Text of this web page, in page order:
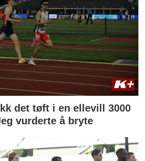
det tøft i en ellevill 3000
vurderte å bryte